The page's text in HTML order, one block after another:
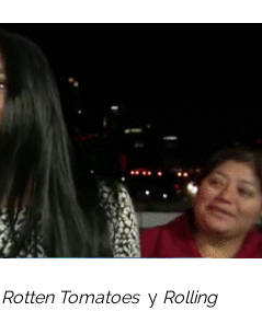
Rotten Tomatoes y Rolling